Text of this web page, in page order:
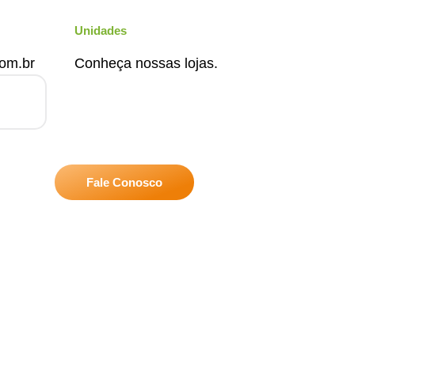
Unidades
Conheça nossas lojas.
Fale Conosco